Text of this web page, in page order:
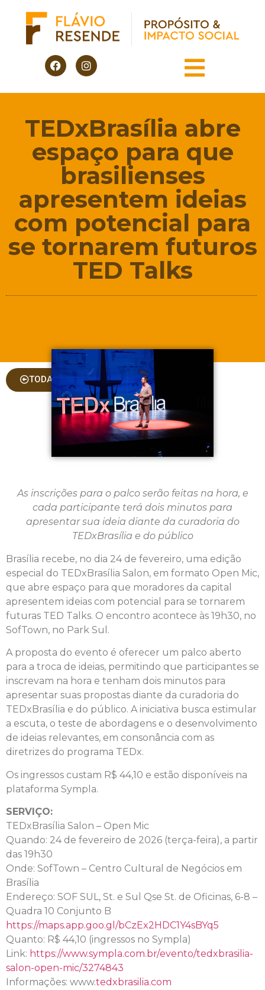
TEDxBrasília abre
espaço para que
brasilienses
apresentem ideias
com potencial para
se tornarem futuros
TED Talks
TODAS AS COLUNAS
As inscrições para o palco serão feitas na hora, e
cada participante terá dois minutos para
apresentar sua ideia diante da curadoria do
TEDxBrasília e do público
Brasília recebe, no dia 24 de fevereiro, uma edição
especial do TEDxBrasília Salon, em formato Open Mic,
que abre espaço para que moradores da capital
apresentem ideias com potencial para se tornarem
futuras TED Talks. O encontro acontece às 19h30, no
SofTown, no Park Sul.
A proposta do evento é oferecer um palco aberto
para a troca de ideias, permitindo que participantes se
inscrevam na hora e tenham dois minutos para
apresentar suas propostas diante da curadoria do
TEDxBrasília e do público. A iniciativa busca estimular
a escuta, o teste de abordagens e o desenvolvimento
de ideias relevantes, em consonância com as
diretrizes do programa TEDx.
Os ingressos custam R$ 44,10 e estão disponíveis na
plataforma Sympla.
SERVIÇO:
TEDxBrasília Salon – Open Mic
Quando: 24 de fevereiro de 2026 (terça-feira), a partir
das 19h30
Onde: SofTown – Centro Cultural de Negócios em
Brasília
Endereço: SOF SUL, St. e Sul Qse St. de Oficinas, 6-8 –
Quadra 10 Conjunto B
https://maps.app.goo.gl/bCzEx2HDC1Y4sBYq5
Quanto: R$ 44,10 (ingressos no Sympla)
Link: https://www.sympla.com.br/evento/tedxbrasilia-
salon-open-mic/3274843
Informações: www.tedxbrasilia.com